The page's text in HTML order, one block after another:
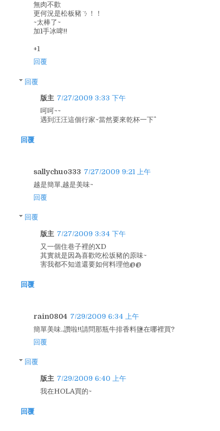
無肉不歡
更何況是松板豬ㄋ！！
~太棒了~
加1手冰啤!!
+1
回覆
回覆
版主 7/27/2009 3:33 下午
呵呵~~
遇到汪汪這個行家~當然要來乾杯一下^^
回覆
sallychuo333 7/27/2009 9:21 上午
越是簡單,越是美味~
回覆
回覆
版主 7/27/2009 3:34 下午
又一個住巷子裡的XD
其實就是因為喜歡吃松坂豬的原味~
害我都不知道還要如何料理他@@
回覆
rain0804 7/29/2009 6:34 上午
簡單美味..讚啦!!請問那瓶牛排香料鹽在哪裡買?
回覆
回覆
版主 7/29/2009 6:40 上午
我在HOLA買的~
回覆